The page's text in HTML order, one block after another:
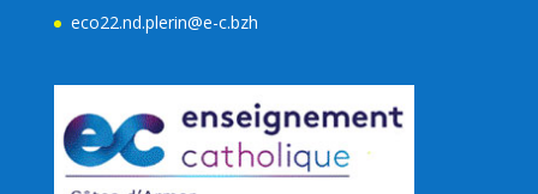
eco22.nd.plerin@e-c.bzh